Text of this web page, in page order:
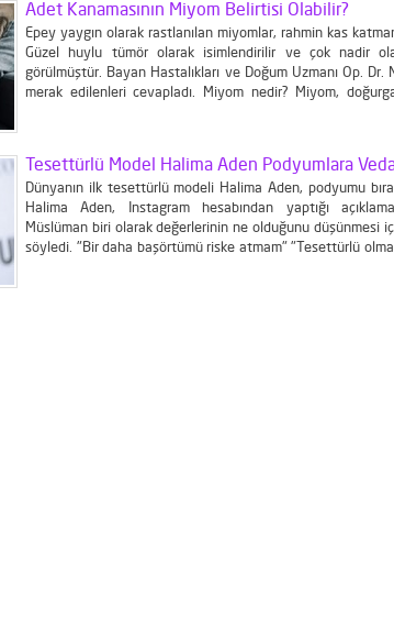
Adet Kanamasının Miyom Belirtisi Olabilir?
Epey yaygın olarak rastlanılan miyomlar, rahmin kas
Güzel huylu tümör olarak isimlendirilir ve çok nadir
görülmüştür. Bayan Hastalıkları ve Doğum Uzmanı Op.
merak edilenleri cevapladı. Miyom nedir? Miyom,
Tesettürlü Model Halima Aden Podyumlara
Dünyanın ilk tesettürlü modeli Halima Aden, podyumu
Halima Aden, Instagram hesabından yaptığı
Müslüman biri olarak değerlerinin ne olduğunu düşünmesi
söyledi. "Bir daha başörtümü riske atmam" "Tesettürlü